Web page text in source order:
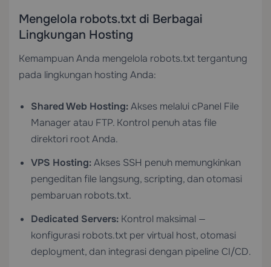
Mengelola robots.txt di Berbagai
Lingkungan Hosting
Kemampuan Anda mengelola robots.txt tergantung
pada lingkungan hosting Anda:
Shared Web Hosting:Akses melalui cPanel File
Manager atau FTP. Kontrol penuh atas file
direktori root Anda.
VPS Hosting:Akses SSH penuh memungkinkan
pengeditan file langsung, scripting, dan otomasi
pembaruan robots.txt.
Dedicated Servers: Kontrol maksimal —
konfigurasi robots.txt per virtual host, otomasi
deployment, dan integrasi dengan pipeline CI/CD.